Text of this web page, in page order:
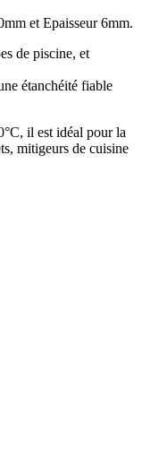
et Epaisseur 6mm.
de piscine, et
étanchéité fiable
il est idéal pour la
mitigeurs de cuisine